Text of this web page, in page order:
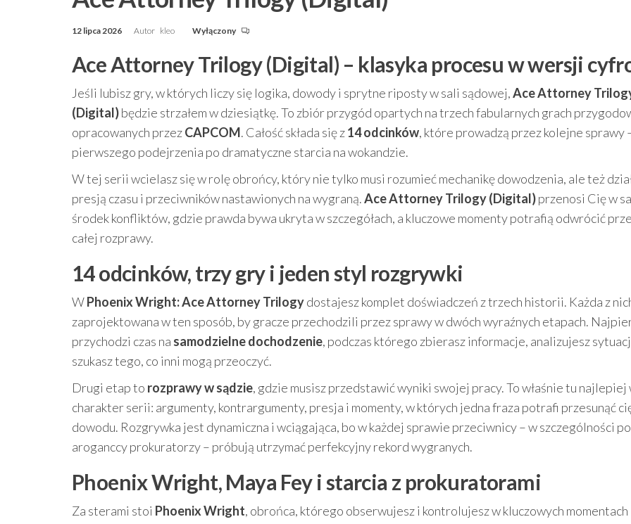
12 lipca 2026 Autor kleo Wyłączony
Ace Attorney Trilogy (Digital) – klasyka procesu w wersji
Jeśli lubisz gry, w których liczy się logika, dowody i sprytne riposty w sali sądowej,Ace Attorney
(Digital)będzie strzałem w dziesiątkę. To zbiór przygód opartych na trzech fabularnych grach
opracowanych przezCAPCOM. Całość składa się z14 odcinków, które prowadzą przez kolejne sprawy
pierwszego podejrzenia po dramatyczne starcia na wokandzie.
W tej serii wcielasz się w rolę obrońcy, który nie tylko musi rozumieć mechanikę dowodzenia, ale też
presją czasu i przeciwników nastawionych na wygraną.Ace Attorney Trilogy (Digital)przenosi Cię w
środek konfliktów, gdzie prawda bywa ukryta w szczegółach, a kluczowe momenty potrafią odwrócić
całej rozprawy.
14 odcinków, trzy gry i jeden styl rozgrywki
WPhoenix Wright: Ace Attorney Trilogydostajesz komplet doświadczeń z trzech historii. Każda z
zaprojektowana w ten sposób, by gracze przechodzili przez sprawy w dwóch wyraźnych etapach.
przychodzi czas na samodzielne dochodzenie, podczas którego zbierasz informacje, analizujesz
szukasz tego, co inni mogą przeoczyć.
Drugi etap to rozprawy w sądzie, gdzie musisz przedstawić wyniki swojej pracy. To właśnie tu najlepiej
charakter serii: argumenty, kontrargumenty, presja i momenty, w których jedna fraza potrafi przesunąć
dowodu. Rozgrywka jest dynamiczna i wciągająca, bo w każdej sprawie przeciwnicy – w szczególności
aroganccy prokuratorzy – próbują utrzymać perfekcyjny rekord wygranych.
Phoenix Wright, Maya Fey i starcia z prokuratorami
Za sterami stoi Phoenix Wright, obrońca, którego obserwujesz i kontrolujesz w kluczowych momentach